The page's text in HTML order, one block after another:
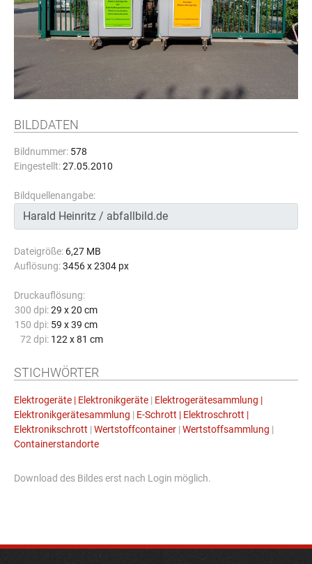
BILDDATEN
Bildnummer: 578
Eingestellt:27.05.2010
Bildquellenangabe:
Dateigröße: 6,27 MB
Auflösung:3456 x 2304 px
Druckauflösung:
300 dpi: 29 x 20 cm
150 dpi: 59 x 39 cm
72 dpi: 122 x 81 cm
STICHWÖRTER
Elektrogeräte | Elektronikgeräte | Elektrogerätesammlung |
Elektronikgerätesammlung | E-Schrott | Elektroschrott |
Elektronikschrott | Wertstoffcontainer | Wertstoffsammlung |
Containerstandorte
Download des Bildes erst nach Login möglich.